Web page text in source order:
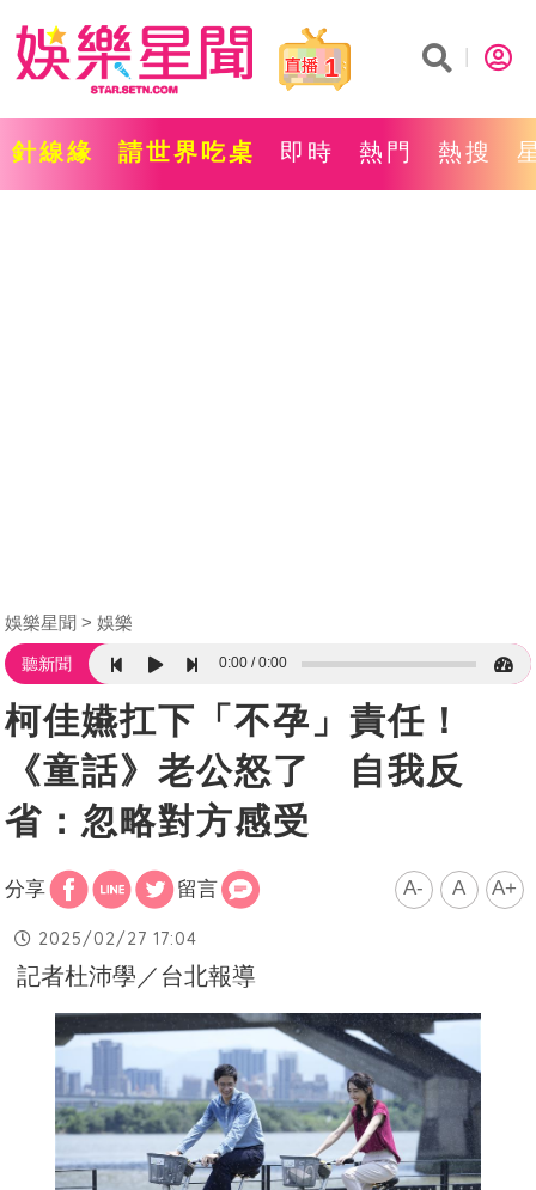
1
針線緣 請世界吃桌 即時 熱門 熱搜
娛樂星聞 娛樂
聽新聞 0:00 0:00
​柯佳嬿扛下「不孕」責任！
《童話》老公怒了 自我反
省：忽略對方感受
分享 留言 A- A A+
2025/02/27 17:04
記者杜沛學／台北報導